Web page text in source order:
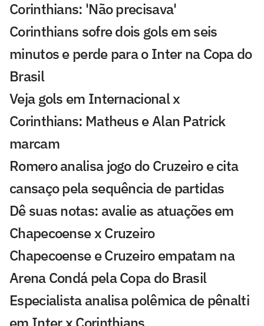
Corinthians: 'Não precisava'
Corinthians sofre dois gols em seis
minutos e perde para o Inter na Copa do
Brasil
Veja gols em Internacional x
Corinthians: Matheus e Alan Patrick
marcam
Romero analisa jogo do Cruzeiro e cita
cansaço pela sequência de partidas
Dê suas notas: avalie as atuações em
Chapecoense x Cruzeiro
Chapecoense e Cruzeiro empatam na
Arena Condá pela Copa do Brasil
Especialista analisa polêmica de pênalti